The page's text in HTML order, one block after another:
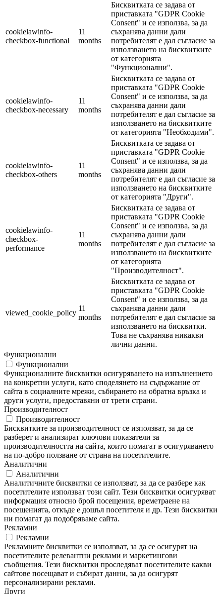
cookielawinfo-
checkbox-functional
11
months
Бисквитката се задава от
приставката "GDPR Cookie
Consent" и се използва, за да
съхранява данни дали
потребителят е дал съгласие за
използването на бисквитките
от категорията
"Функционални".
cookielawinfo-
checkbox-necessary
11
months
Бисквитката се задава от
приставката "GDPR Cookie
Consent" и се използва, за да
съхранява данни дали
потребителят е дал съгласие за
използването на бисквитките
от категорията "Необходими".
cookielawinfo-
checkbox-others
11
months
Бисквитката се задава от
приставката "GDPR Cookie
Consent" и се използва, за да
съхранява данни дали
потребителят е дал съгласие за
използването на бисквитките
от категорията "Други".
cookielawinfo-
checkbox-
performance
11
months
Бисквитката се задава от
приставката "GDPR Cookie
Consent" и се използва, за да
съхранява данни дали
потребителят е дал съгласие за
използването на бисквитките
от категорията
"Производителност".
viewed_cookie_policy
11
months
Бисквитката се задава от
приставката "GDPR Cookie
Consent" и се използва, за да
съхранява данни дали
потребителят е дал съгласие за
използването на бисквитки.
Това не съхранява никакви
лични данни.
Функционални
Функционални
Функционалните бисквитки осигуряването на изпълнението
на конкретни услуги, като споделянето на съдържание от
сайта в социалните мрежи, събирането на обратна връзка и
други услуги, предоставяни от трети страни.
Производителност
Производителност
Бисквитките за производителност се използват, за да се
разберет и анализират ключови показатели за
производителността на сайта, които помагат в осигуряването
на по-добро ползване от страна на посетителите.
Аналитични
Аналитични
Аналитичните бисквитки се използват, за да се разбере как
посетителите използват този сайт. Тези бисквитки осигуряват
информация относно брой посещения, времетраене на
посещенията, откъде е дошъл посетителя и др. Тези бисквитки
ни помагат да подобряваме сайта.
Рекламни
Рекламни
Рекламните бисквитки се използват, за да се осигурят на
посетителите релевантни реклами и маркетингови
съобщения. Тези бисквитки проследяват посетителите какви
сайтове посещават и събират данни, за да осигурят
персонализирани реклами.
Други